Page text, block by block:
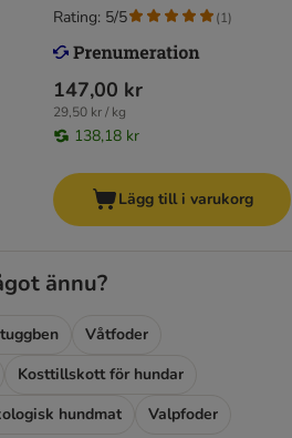
147,00 kr
29,50 kr / kg
138,18 kr
Rating: 5/5 (1)
Lägg till i varukorg
ännu?
Våtfoder
Kosttillskott för hundar
hundmat Valpfoder